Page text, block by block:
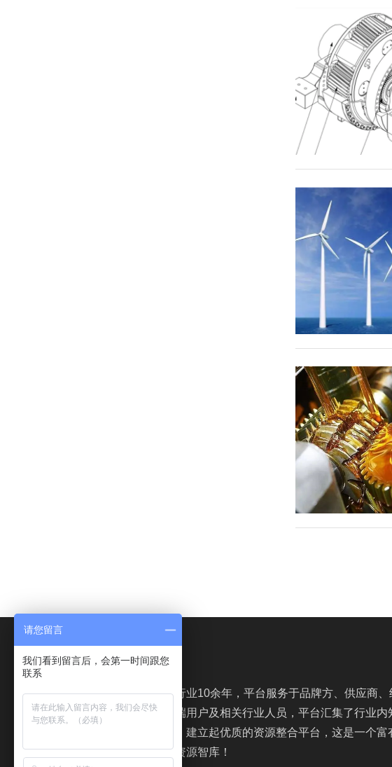
油液分析网
油液分析网根植于行业10余年，平台服务于品牌方、供应商、
销商、代理商、终端用户及相关行业人员，平台汇集了行业内
名人才及专业资讯，建立起优质的资源整合平台，这是一个富
创造力、凝聚力的资源智库！
请您留言
我们看到留言后，会第一时间跟您
联系